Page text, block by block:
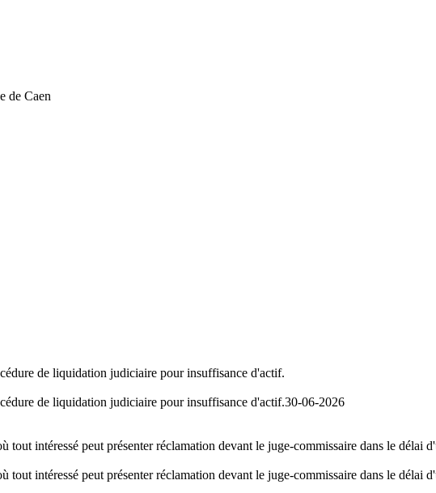
de Caen
de liquidation judiciaire pour insuffisance d'actif.
de liquidation judiciaire pour insuffisance d'actif.30-06-2026
tout intéressé peut présenter réclamation devant le juge-commissaire dans le délai
tout intéressé peut présenter réclamation devant le juge-commissaire dans le délai